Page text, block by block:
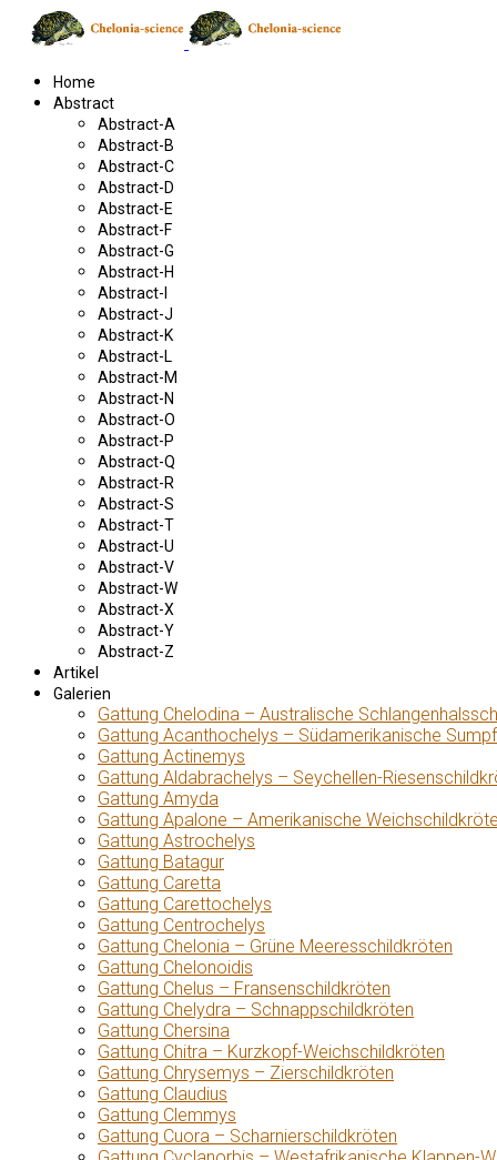
Home
Abstract
Abstract-A
Abstract-B
Abstract-C
Abstract-D
Abstract-E
Abstract-F
Abstract-G
Abstract-H
Abstract-I
Abstract-J
Abstract-K
Abstract-L
Abstract-M
Abstract-N
Abstract-O
Abstract-P
Abstract-Q
Abstract-R
Abstract-S
Abstract-T
Abstract-U
Abstract-V
Abstract-W
Abstract-X
Abstract-Y
Abstract-Z
Artikel
Galerien
Gattung Chelodina – Australische
Gattung Acanthochelys – Südamerikanische
Gattung Actinemys
Gattung Aldabrachelys – Seychellen-
Gattung Amyda
Gattung Apalone – Amerikanische
Gattung Astrochelys
Gattung Batagur
Gattung Caretta
Gattung Carettochelys
Gattung Centrochelys
Gattung Chelonia – Grüne Meeresschildkröten
Gattung Chelonoidis
Gattung Chelus – Fransenschildkröten
Gattung Chelydra – Schnappschildkröten
Gattung Chersina
Gattung Chitra – Kurzkopf-Weichschildkröten
Gattung Chrysemys – Zierschildkröten
Gattung Claudius
Gattung Clemmys
Gattung Cuora – Scharnierschildkröten